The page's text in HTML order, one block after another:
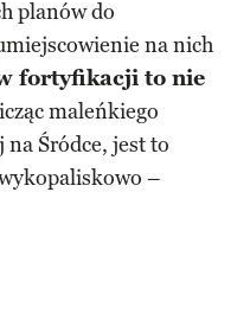
planów do
na nich
fortyfikacji to nie
maleńkiego
na Śródce, jest to
–